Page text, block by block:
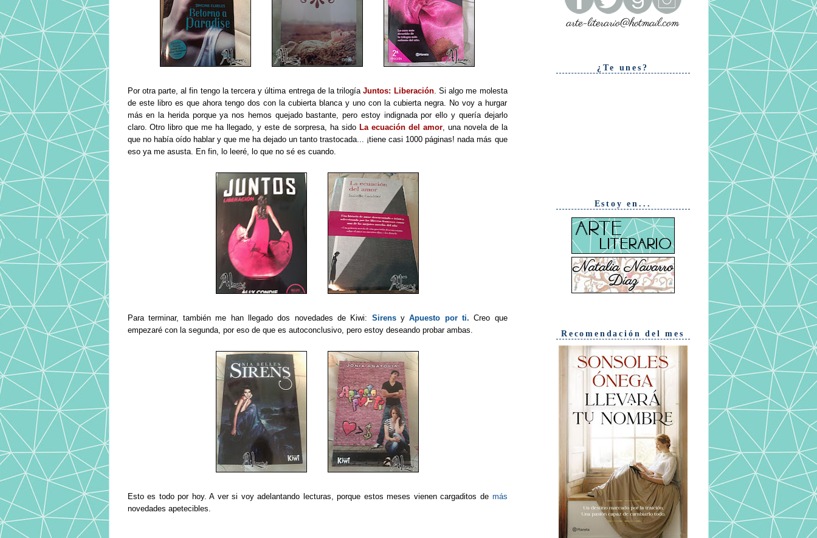
Por otra parte, al fin tengo la tercera y última entrega de la trilogía Juntos: Liberación. Si algo me molesta
de este libro es que ahora tengo dos con la cubierta blanca y uno con la cubierta negra. No voy a hurgar
más en la herida porque ya nos hemos quejado bastante, pero estoy indignada por ello y quería dejarlo
claro. Otro libro que me ha llegado, y este de sorpresa, ha sidoLa ecuación del amor, una novela de la
que no había oído hablar y que me ha dejado un tanto trastocada... ¡tiene casi 1000 páginas! nada más que
eso ya me asusta. En fin, lo leeré, lo que no sé es cuando.
Para terminar, también me han llegado dos novedades de Kiwi: Sirens yApuesto por ti. Creo que
empezaré con la segunda, por eso de que es autoconclusivo, pero estoy deseando probar ambas.
Esto es todo por hoy. A ver si voy adelantando lecturas, porque estos meses vienen cargaditos demás
novedades apetecibles.
¿Te unes?
Estoy en...
Recomendación del mes